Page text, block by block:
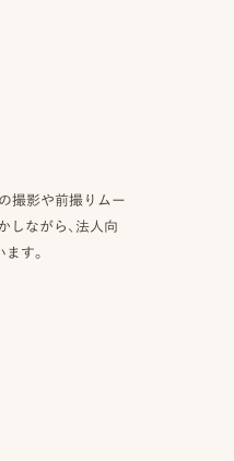
撮影や前撮りムー
しながら、法人向
す。